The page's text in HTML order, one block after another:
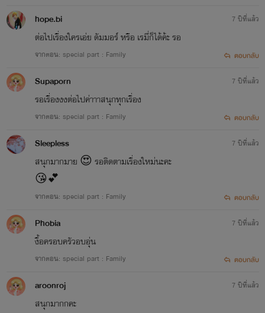
hope.bi
ต่อไปเรื่องใครเอ่ย ดัมมอร์ หรือ เรมี่ก็ได้ค้ะ รอ
จากตอน: special part : Family
7 ปีที่แล้ว
ตอบกลับ
Supaporn
รอเรื่องงงต่อไปค่าาาสนุกทุกเรื่อง
จากตอน: special part : Family
7 ปีที่แล้ว
ตอบกลับ
Sleepless
สนุกมากมาย 😍 รอติดตามเรื่องใหม่นะคะ
😘💕
จากตอน: special part : Family
7 ปีที่แล้ว
ตอบกลับ
Phobia
งื้อครอบครัวอบอุ่น
จากตอน: special part : Family
7 ปีที่แล้ว
ตอบกลับ
aroonroj
สนุกมากกคะ
7 ปีที่แล้ว